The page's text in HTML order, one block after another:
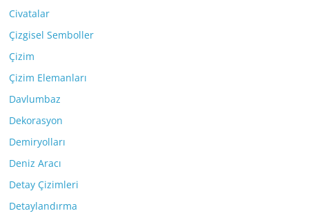
Civatalar
Çizgisel Semboller
Çizim
Çizim Elemanları
Davlumbaz
Dekorasyon
Demiryolları
Deniz Aracı
Detay Çizimleri
Detaylandırma